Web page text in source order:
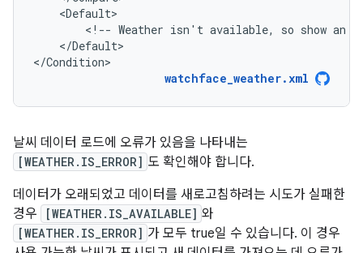
<!-- Weather isn't available, so show an
</Default>
</Condition>
watchface_weather.xml
날씨 데이터 로드에 오류가 있음을 나타내는
[WEATHER.IS_ERROR] 도 확인해야 합니다.
데이터가 오래되었고 데이터를 새로고침하려는 시도가 실패한
경우
[WEATHER.IS_AVAILABLE] 와
[WEATHER.IS_ERROR] 가 모두 true일 수 있습니다. 이 경우